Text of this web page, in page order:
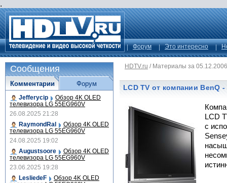
.
Форум Это интересно
HDTV.ru / Материалы за 05.12.2006
LCD TV от компании BenQ
LCD
с
Сообщения
Комментарии
Jefferycip Обзор 4K OLED
телевизора LG 55EG960V
26.08.2025 21:28
RaymondRal
Обзор 4K OLED
телевизора LG 55EG960V
24.08.2025 19:02
Augustsoore
Обзор 4K OLED
телевизора LG 55EG960V
23.06.2025 19:28
LesliedeF
Обзор 4K OLED
Форум